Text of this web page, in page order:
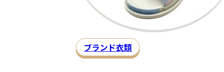
ブランド衣類